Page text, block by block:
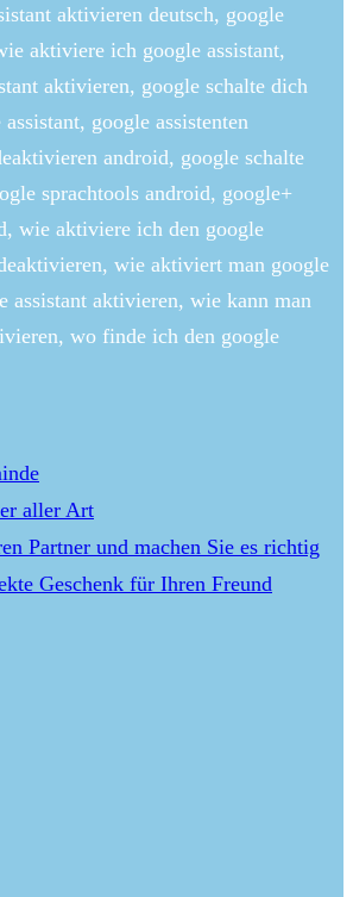
aktivieren deutsch, google
aktiviere ich google assistant,
aktivieren, google schalte dich
google assistenten
android, google schalte
sprachtools android, google+
wie aktiviere ich den google
wie aktiviert man google
assistant aktivieren, wie kann man
wo finde ich den google
aller Art
Partner und machen Sie es richtig
Geschenk für Ihren Freund